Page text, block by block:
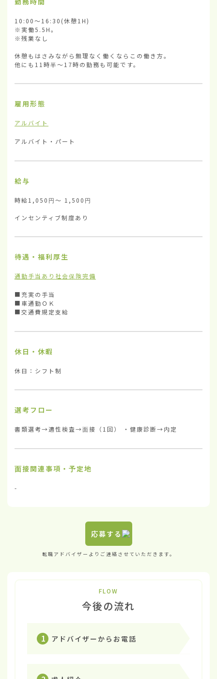
10:00〜16:30(休憩1H)
※実働5.5H。
※残業なし
休憩もはさみながら無理なく働くならこの働き方。
他にも11時半〜17時の勤務も可能です。
雇用形態
アルバイト
アルバイト・パート
給与
時給1,050円〜 1,500円
インセンティブ制度あり
待遇・福利厚生
通勤手当あり 社会保険完備
■充実の手当
■車通勤ＯＫ
■交通費規定支給
休日・休暇
休日：シフト制
選考フロー
書類選考→適性検査→面接（1回） ・健康診断→内定
面接関連事項・予定地
-
応募する
転職アドバイザーよりご連絡させていただきます。
FLOW
今後の流れ
1 アドバイザーからお電話